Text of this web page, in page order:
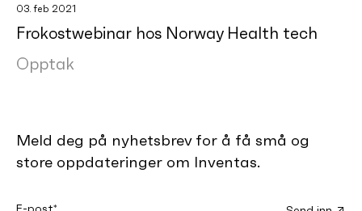
03. feb 2021
Frokostwebinar hos Norway Health tech
Opptak
Meld deg på nyhetsbrev for å få små og
store oppdateringer om Inventas.